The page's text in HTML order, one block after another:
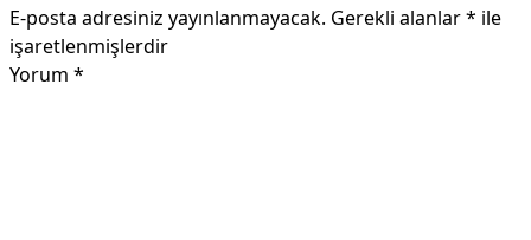
E-posta adresiniz yayınlanmayacak. Gerekli alanlar* ile
işaretlenmişlerdir
Yorum *